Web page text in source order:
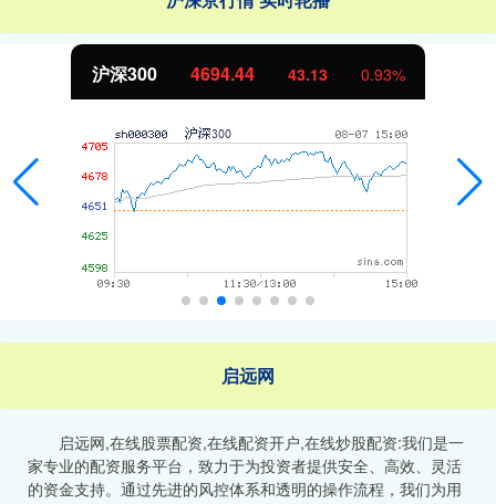
沪深300 4694.44 43.13 0.93%
启远网
启远网,在线股票配资,在线配资开户,在线炒股配资:我们是一
家专业的配资服务平台，致力于为投资者提供安全、高效、灵活
的资金支持。通过先进的风控体系和透明的操作流程，我们为用